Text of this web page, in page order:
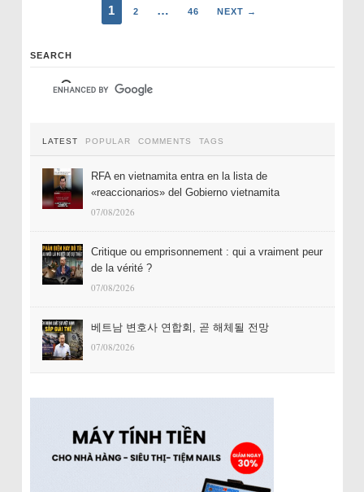
1 2 … 46 NEXT →
SEARCH
LATEST POPULAR COMMENTS TAGS
RFA en vietnamita entra en la lista de
«reaccionarios» del Gobierno vietnamita
07/08/2026
Critique ou emprisonnement : qui a vraiment peur
de la vérité ?
07/08/2026
베트남 변호사 연합회, 곧 해체될 전망
07/08/2026